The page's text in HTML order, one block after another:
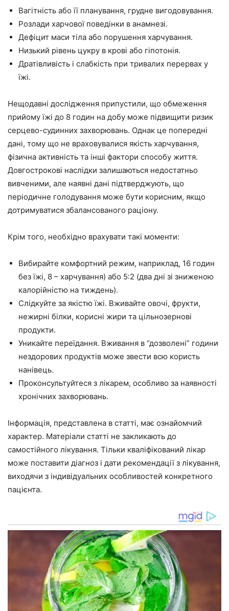
Вагітність або її планування, грудне вигодовування.
Розлади харчової поведінки в анамнезі.
Дефіцит маси тіла або порушення харчування.
Низький рівень цукру в крові або гіпотонія.
Дратівливість і слабкість при тривалих перервах у
їжі.
Нещодавні дослідження припустили, що обмеження
прийому їжі до 8 годин на добу може підвищити ризик
серцево-судинних захворювань. Однак це попередні
дані, тому що не враховувалися якість харчування,
фізична активність та інші фактори способу життя.
Довгострокові наслідки залишаються недостатньо
вивченими, але наявні дані підтверджують, що
періодичне голодування може бути корисним, якщо
дотримуватися збалансованого раціону.
Крім того, необхідно врахувати такі моменти:
Вибирайте комфортний режим, наприклад, 16 годин
без їжі, 8 – харчування) або 5:2 (два дні зі зниженою
калорійністю на тиждень).
Слідкуйте за якістю їжі. Вживайте овочі, фрукти,
нежирні білки, корисні жири та цільнозернові
продукти.
Уникайте переїдання. Вживання в “дозволені” години
нездорових продуктів може звести всю користь
нанівець.
Проконсультуйтеся з лікарем, особливо за наявності
хронічних захворювань.
Інформація, представлена в статті, має ознайомчий
характер. Матеріали статті не закликають до
самостійного лікування. Тільки кваліфікований лікар
може поставити діагноз і дати рекомендації з лікування,
виходячи з індивідуальних особливостей конкретного
пацієнта.